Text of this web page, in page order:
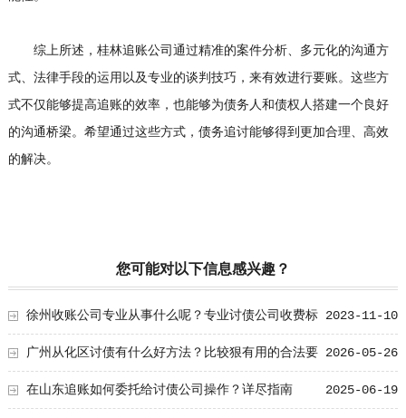
综上所述，桂林追账公司通过精准的案件分析、多元化的沟通方
式、法律手段的运用以及专业的谈判技巧，来有效进行要账。这些方
式不仅能够提高追账的效率，也能够为债务人和债权人搭建一个良好
的沟通桥梁。希望通过这些方式，债务追讨能够得到更加合理、高效
的解决。
您可能对以下信息感兴趣？
2023-11-10
徐州收账公司专业从事什么呢？专业讨债公司收费标
准分享 2026-05-26
广州从化区讨债有什么好方法？比较狠有用的合法要
账技巧分享 2025-06-19
在山东追账如何委托给讨债公司操作？详尽指南